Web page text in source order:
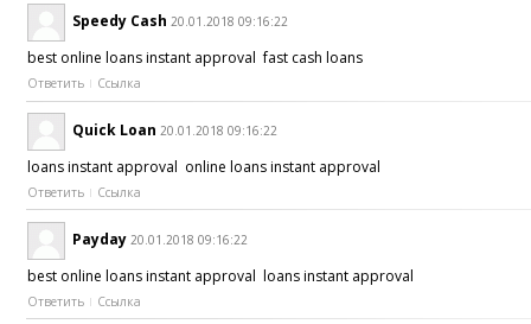
Speedy Cash 20.01.2018 09:16:22
best online loans instant approval fast cash loans
Ответить Ссылка
Quick Loan 20.01.2018 09:16:22
loans instant approval online loans instant approval
Ответить Ссылка
Payday 20.01.2018 09:16:22
best online loans instant approval loans instant approval
Ответить Ссылка